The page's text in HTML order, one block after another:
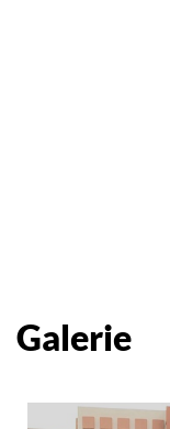
Galerie